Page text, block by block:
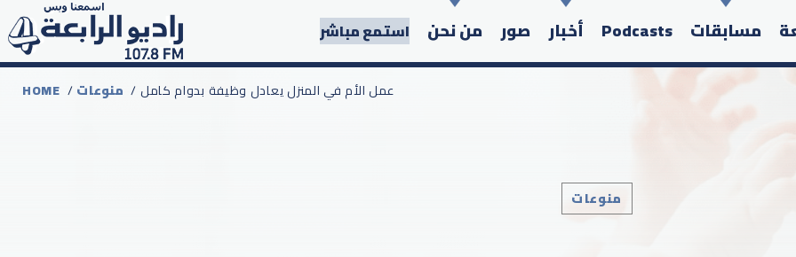
مسابقات Podcasts أخبار صور من نحن استمع مباشر
Search in the website:
HOME /منوعات / عمل الأم في المنزل يعادل وظيفة بدوام كامل
منوعات